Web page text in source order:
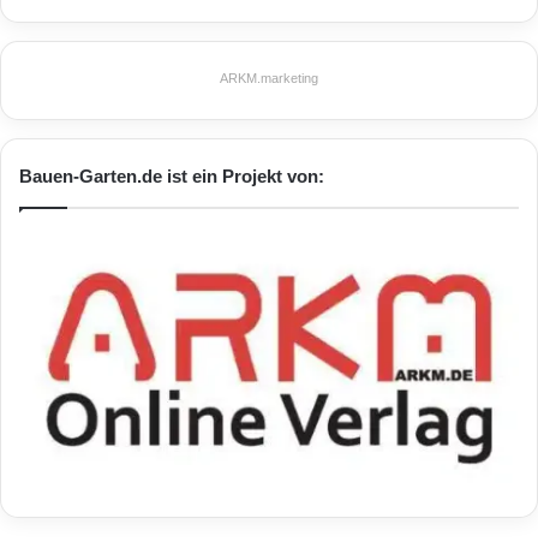
ARKM.marketing
Bauen-Garten.de ist ein Projekt von: